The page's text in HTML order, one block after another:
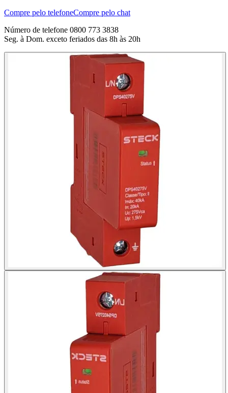
Compre pelo telefoneCompre pelo chat
Número de telefone 0800 773 3838
Seg. à Dom. exceto feriados das 8h às 20h